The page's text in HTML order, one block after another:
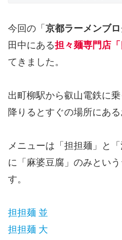
今回の「京都ラーメンブ
田中にある担々麺専門店「
てきました。
出町柳駅から叡山電鉄に
降りるとすぐの場所にある
メニューは「担担麺」と
に「麻婆豆腐」のみとい
す。
担担麺 並
担担麺 大